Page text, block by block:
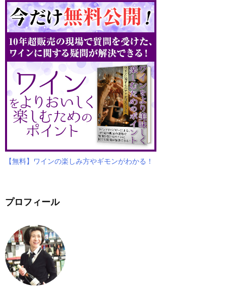
【無料】ワインの楽しみ方やギモンがわかる！
プロフィール